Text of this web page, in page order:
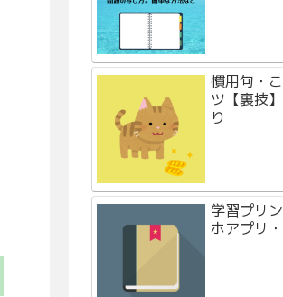
慣用句・
ツ【裏技
り
学習プリ
ホアプリ